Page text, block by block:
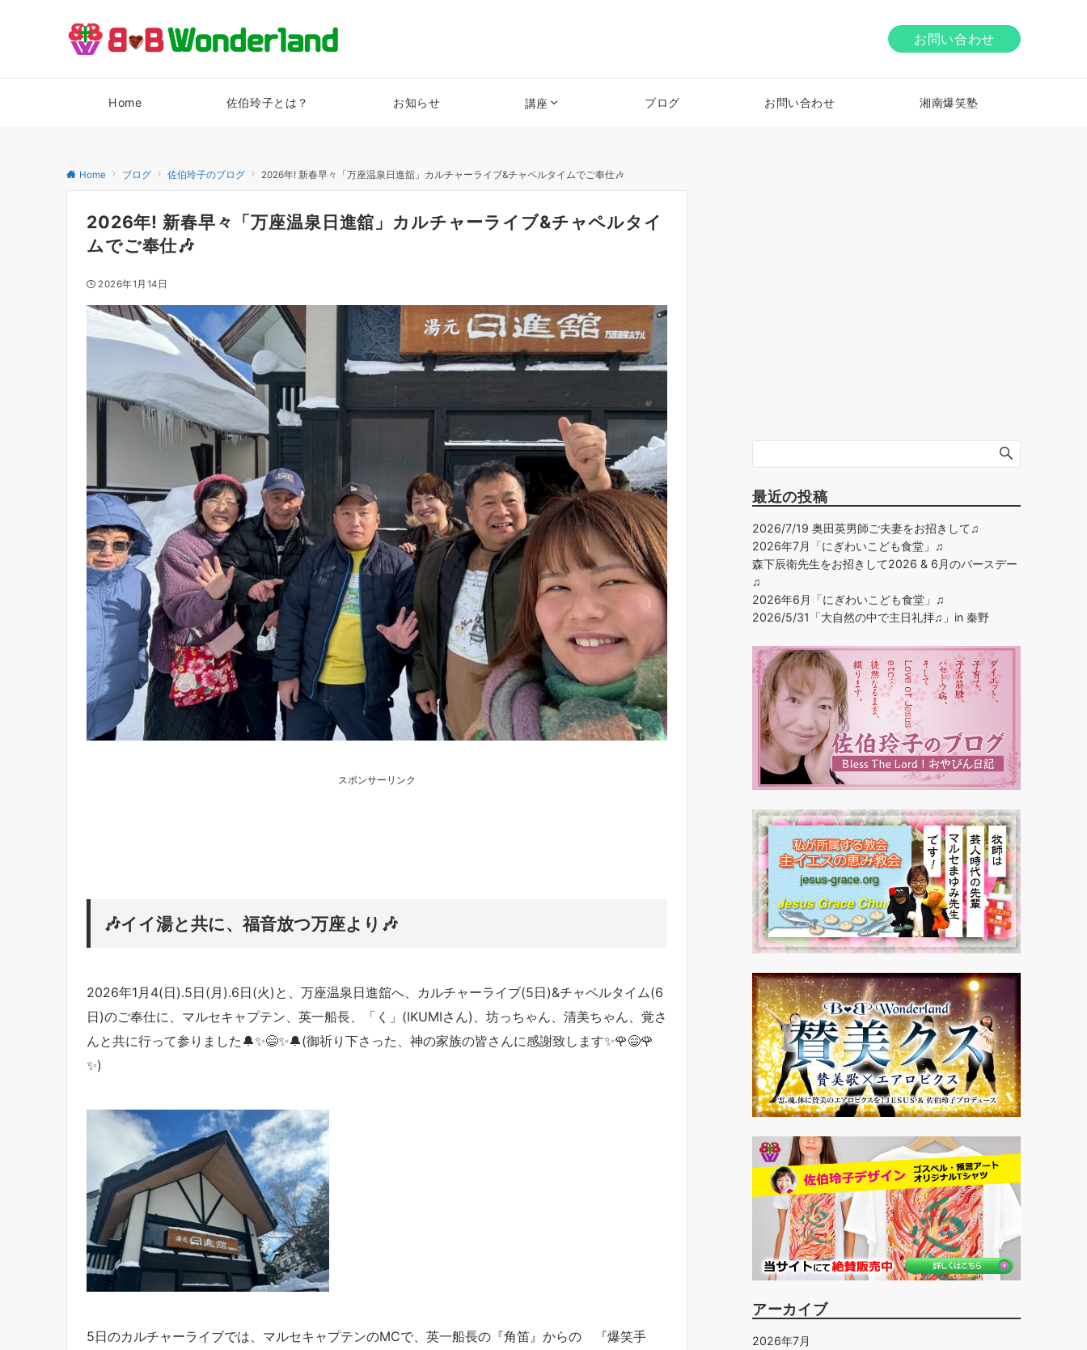
お問い合わせ
Home 佐伯玲子とは？ お知らせ 講座 ブログ お問い合わせ 湘南爆笑塾
Home ブログ 佐伯玲子のブログ 2026年! 新春早々「万座温泉日進舘」カルチャーライブ&チャペルタイムでご奉仕🎶
2026年! 新春早々「万座温泉日進舘」カルチャーライブ&チャペルタイ
ムでご奉仕🎶
2026年1月14日
スポンサーリンク
🎶イイ湯と共に、福音放つ万座より🎶
2026年1月4(日).5日(月).6日(火)と、万座温泉日進舘へ、カルチャーライブ(5日)&チャペルタイム(6
日)のご奉仕に、マルセキャプテン、英一船長、「く」(IKUMIさん)、坊っちゃん、清美ちゃん、覚さ
んと共に行って参りました 🔔✨😄✨🔔(御祈り下さった、神の家族の皆さんに感謝致します✨🌹😄🌹
✨)
5日のカルチャーライブでは、マルセキャプテンのMCで、英一船長の『角笛』からの 『爆笑手
最近の投稿
2026/7/19 奥田英男師ご夫妻をお招きして♫
2026年7月「にぎわいこども食堂」♫
森下辰衛先生をお招きして2026 & 6月のバースデー
♫
2026年6月「にぎわいこども食堂」♫
2026/5/31「大自然の中で主日礼拝♫」in 秦野
アーカイブ
2026年7月